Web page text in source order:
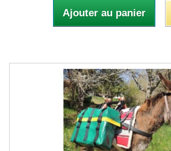
Ajouter au panier